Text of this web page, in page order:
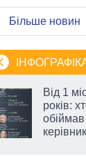
Більше новин
Від 1
років: